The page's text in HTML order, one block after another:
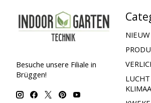
Besuche unsere Filiale in
Brüggen!
NIEUW